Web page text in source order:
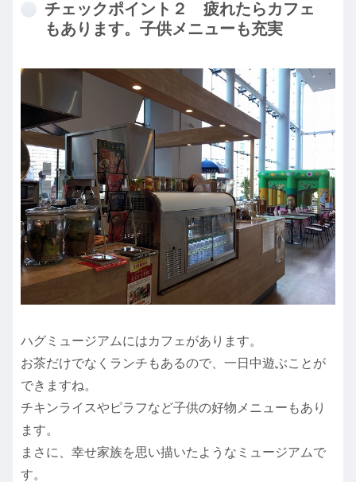
チェックポイント２ 疲れたらカフェ
もあります。子供メニューも充実
ハグミュージアムにはカフェがあります。
お茶だけでなくランチもあるので、一日中遊ぶことが
できますね。
チキンライスやピラフなど子供の好物メニューもあり
ます。
まさに、幸せ家族を思い描いたようなミュージアムで
す。